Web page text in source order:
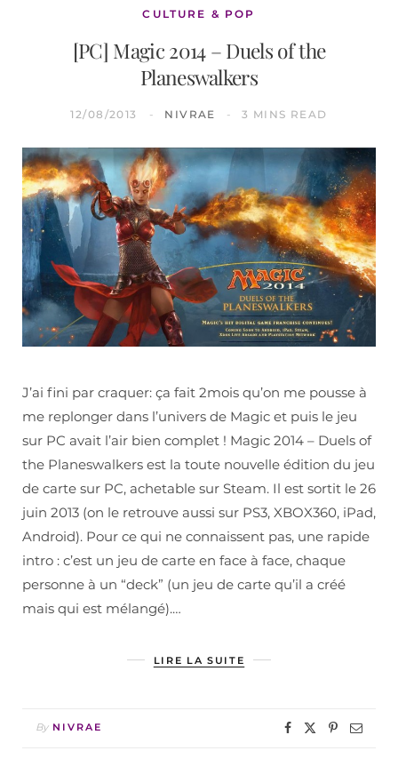
CULTURE & POP
[PC] Magic 2014 – Duels of the
Planeswalkers
12/08/2013 NIVRAE 3 MINS READ
J’ai fini par craquer: ça fait 2mois qu’on me pousse à
me replonger dans l’univers de Magic et puis le jeu
sur PC avait l’air bien complet ! Magic 2014 – Duels of
the Planeswalkers est la toute nouvelle édition du jeu
de carte sur PC, achetable sur Steam. Il est sortit le 26
juin 2013 (on le retrouve aussi sur PS3, XBOX360, iPad,
Android). Pour ce qui ne connaissent pas, une rapide
intro : c’est un jeu de carte en face à face, chaque
personne à un “deck” (un jeu de carte qu’il a créé
mais qui est mélangé).…
LIRE LA SUITE
By NIVRAE